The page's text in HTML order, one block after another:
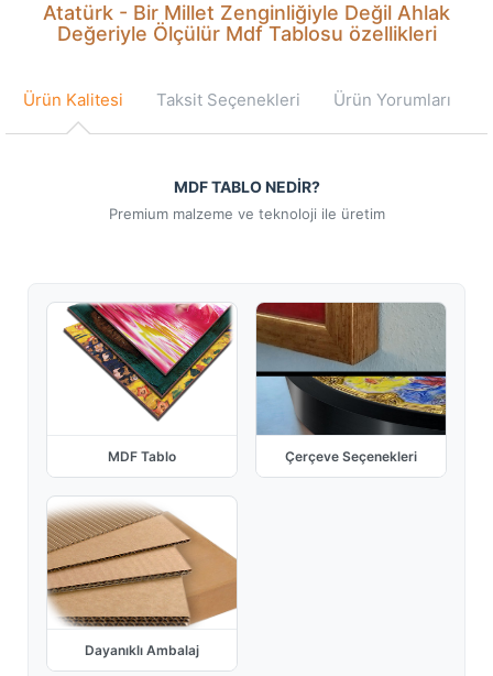
Atatürk - Bir Millet Zenginliğiyle Değil Ahlak
Değeriyle Ölçülür Mdf Tablosu özellikleri
Ürün Kalitesi Taksit Seçenekleri Ürün Yorumları
MDF TABLO NEDİR?
Premium malzeme ve teknoloji ile üretim
MDF Tablo Çerçeve Seçenekleri
Dayanıklı Ambalaj